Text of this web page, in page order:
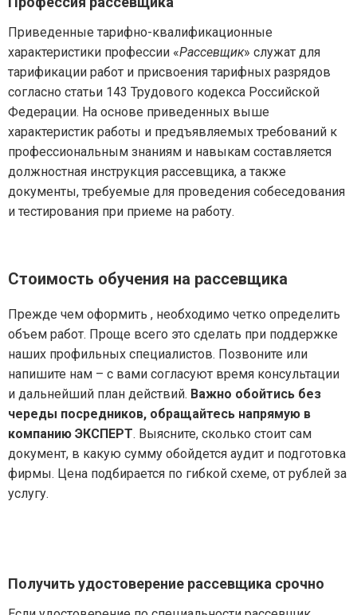
Приведенные тарифно-квалификационные
характеристики профессии «Рассевщик» служат для
тарификации работ и присвоения тарифных разрядов
согласно статьи 143 Трудового кодекса Российской
Федерации. На основе приведенных выше
характеристик работы и предъявляемых требований к
профессиональным знаниям и навыкам составляется
должностная инструкция рассевщика, а также
документы, требуемые для проведения собеседования
и тестирования при приеме на работу.
Стоимость обучения на рассевщика
Прежде чем оформить , необходимо четко определить
объем работ. Проще всего это сделать при поддержке
наших профильных специалистов. Позвоните или
напишите нам – с вами согласуют время консультации
и дальнейший план действий. Важно обойтись без
череды посредников, обращайтесь напрямую в
компанию ЭКСПЕРТ. Выясните, сколько стоит сам
документ, в какую сумму обойдется аудит и подготовка
фирмы. Цена подбирается по гибкой схеме, от рублей за
услугу.
Получить удостоверение рассевщика срочно